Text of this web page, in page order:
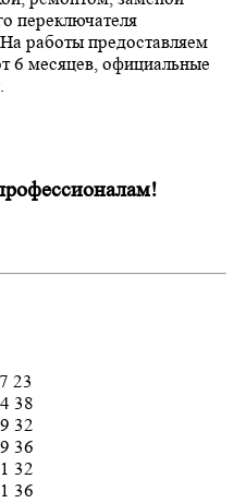
переключателя
работы предоставляем
6 месяцев, официальные
23
38
32
36
32
36